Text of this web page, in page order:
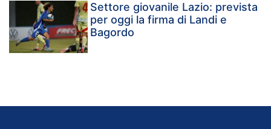
Settore giovanile Lazio: prevista
per oggi la firma di Landi e
Bagordo